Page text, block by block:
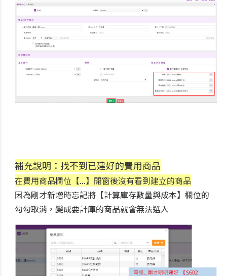
補充說明：找不到已建好的費用商品
在費用商品欄位【...】開窗後沒有看到建立的商品
因為剛才新增時忘記將【計算庫存數量與成本】欄位的
勾勾取消，變成要計庫的商品就會無法選入